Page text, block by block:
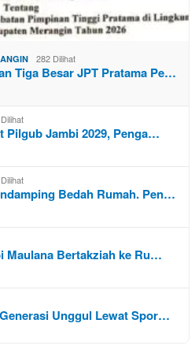
282 Dilihat
Tiga Besar JPT Pratama Pe…
Pilgub Jambi 2029, Penga…
Bedah Rumah. Pen…
Maulana Bertakziah ke Ru…
Unggul Lewat Spor…